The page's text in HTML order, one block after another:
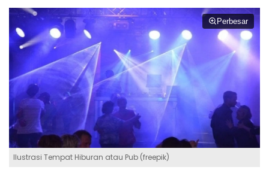
Perbesar
Ilustrasi Tempat Hiburan atau Pub (freepik)